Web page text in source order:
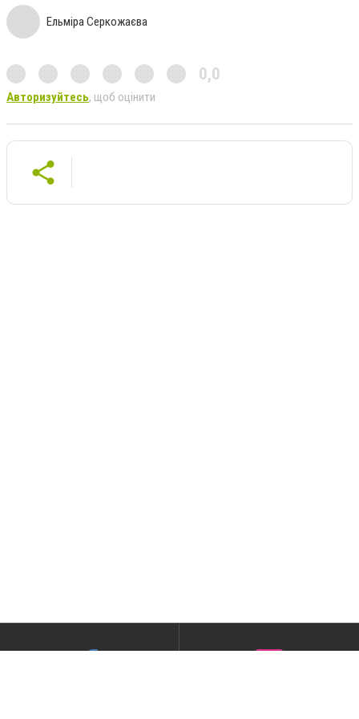
Ельміра Серкожаєва
0,0
Авторизуйтесь, щоб оцінити